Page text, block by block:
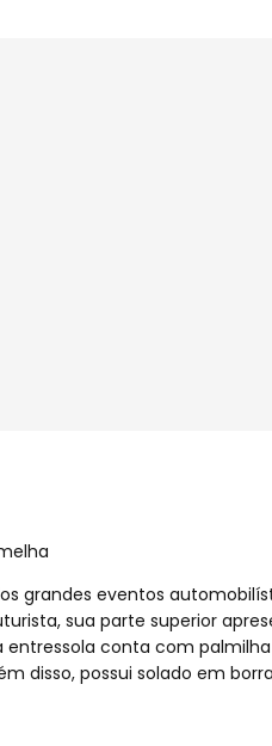
dos grandes eventos
sua parte superior
conta com
disso, possui solado em